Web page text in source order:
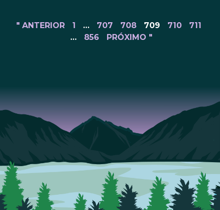
" ANTERIOR 1 … 707 708 709 710
711
…
856 PRÓXIMO "